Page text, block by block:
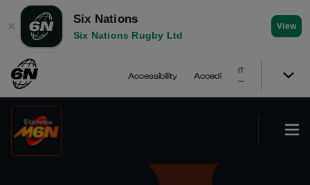
✕
Six Nations
Six Nations Rugby Ltd
View
Accessibility Accedi
IT